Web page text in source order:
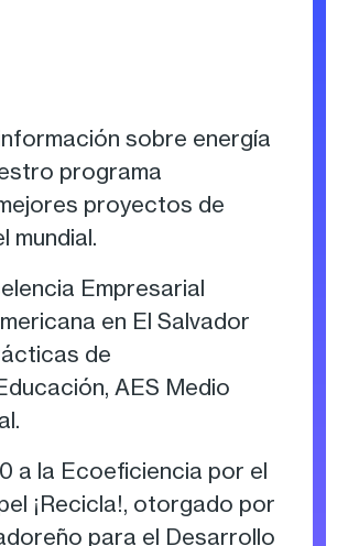
sobre energía
programa
proyectos de
mundial.
Empresarial
en El Salvador
de
AES Medio
a la Ecoeficiencia por el
¡Recicla!, otorgado por
para el Desarrollo